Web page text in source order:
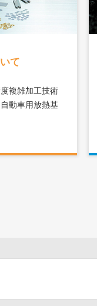
て
複雑加工技術
動車用放熱基